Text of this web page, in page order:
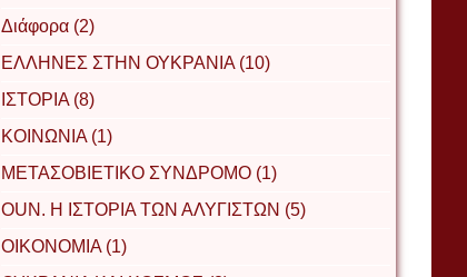
Διάφορα (2)
ΕΛΛΗΝΕΣ ΣΤΗΝ ΟΥΚΡΑΝΙΑ (10)
ΙΣΤΟΡΙΑ (8)
ΚΟΙΝΩΝΙΑ (1)
ΜΕΤΑΣΟΒΙΕΤΙΚΟ ΣΥΝΔΡΟΜΟ (1)
ΟUΝ. Η ΙΣΤΟΡΙΑ ΤΩΝ ΑΛΥΓΙΣΤΩΝ (5)
ΟΙΚΟΝΟΜΙΑ (1)